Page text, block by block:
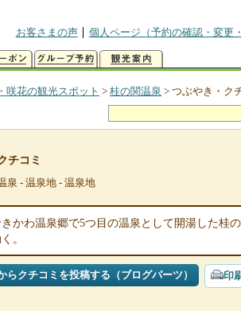
お客さまの声
個人ページ（予約の確認・変更
咲花の観光スポット > 桂の関温泉 > つぶやき・ク
チコミ
泉 - 温泉地 - 温泉地
きかわ温泉郷で5つ目の温泉として開湯した桂
。
らクチコミを投稿する（ブログパーツ） 印